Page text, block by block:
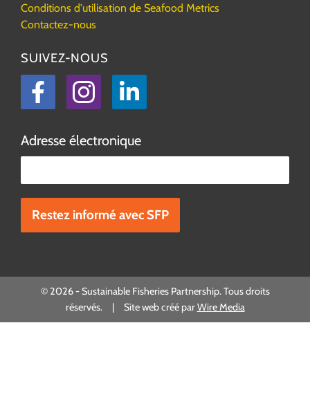
Conditions d'utilisation de Seafood Metrics
Contactez-nous
SUIVEZ-NOUS
Facebook
Instagram
LinkedIn
Adresse électronique
© 2026 - Sustainable Fisheries Partnership. Tous droits
réservés. | Site web créé parWire Media